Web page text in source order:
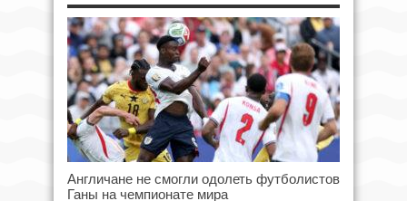
Англичане не смогли одолеть футболистов
Ганы на чемпионате мира